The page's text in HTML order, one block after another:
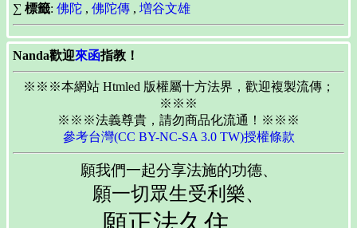
∑ 標籤: 佛陀 , 佛陀傳 , 増谷文雄
Nanda歡迎來函指教！
※※※本網站 Htmled 版權屬十方法界，歡迎複製流傳；
※※※
※※※法義尊貴，請勿商品化流通！※※※
參考台灣(CC BY-NC-SA 3.0 TW)授權條款
願我們一起分享法施的功德、
願一切眾生受利樂、